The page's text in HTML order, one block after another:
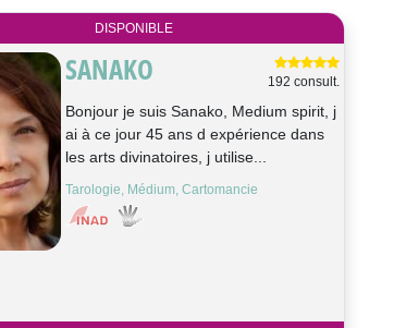
DISPONIBLE
SANAKO 192 consult.
Bonjour je suis Sanako, Medium spirit, j
ai à ce jour 45 ans d expérience dans
les arts divinatoires, j utilise...
Tarologie, Médium, Cartomancie